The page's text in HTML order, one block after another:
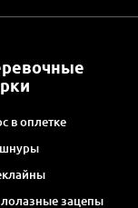
в оплетке
зацепы